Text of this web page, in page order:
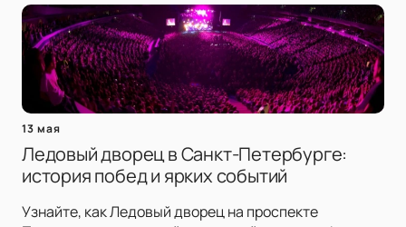
13 мая
Ледовый дворец в Санкт-Петербурге:
история побед и ярких событий
Узнайте, как Ледовый дворец на проспекте